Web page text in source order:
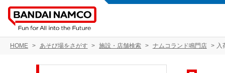
HOME あそび場をさがす 施設・店舗検索 ナムコランド鳴門店 入